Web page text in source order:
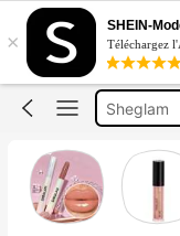
×
SHEIN-
Téléchargez
Gloss
Gloss
Sheglam
Maquillage
Gloss